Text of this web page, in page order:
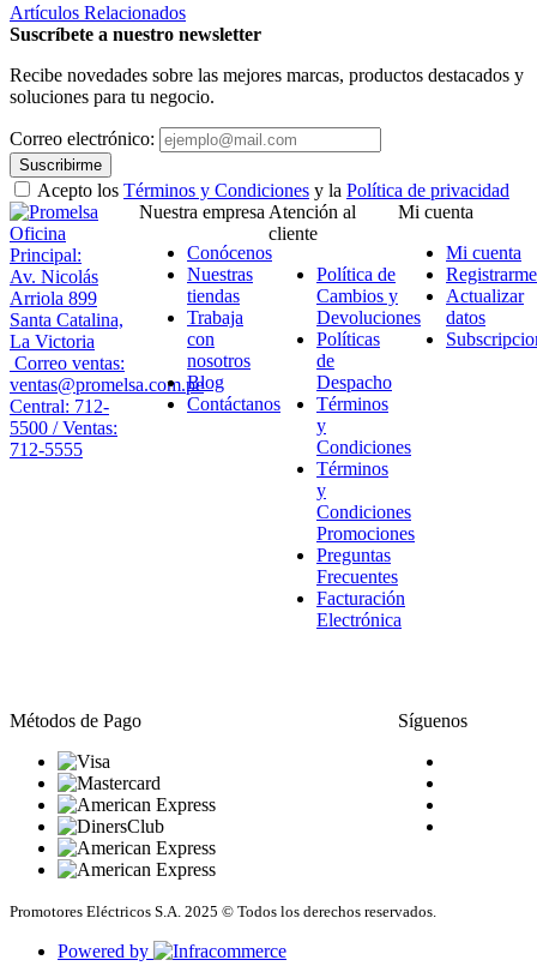
Artículos Relacionados
Suscríbete a nuestro newsletter
Recibe novedades sobre las mejores marcas, productos destacados y
soluciones para tu negocio.
Correo electrónico:
Suscribirme
Acepto los Términos y Condiciones y la Política de privacidad
Oficina
Principal:
Av. Nicolás
Arriola 899
Santa Catalina,
La Victoria
Correo ventas:
ventas@promelsa.com.pe
Central: 712-
5500 / Ventas:
712-5555
Nuestra empresa
Conócenos
Nuestras
tiendas
Trabaja
con
nosotros
Blog
Contáctanos
Atención al
cliente
Política de
Cambios y
Devoluciones
Políticas
de
Despacho
Términos
y
Condiciones
Términos
y
Condiciones
Promociones
Preguntas
Frecuentes
Facturación
Electrónica
Mi cuenta
Mi cuenta
Registrarme
Actualizar
datos
Métodos de Pago Síguenos
Promotores Eléctricos S.A. 2025 © Todos los derechos reservados.
Powered by